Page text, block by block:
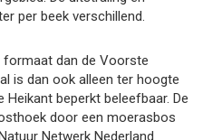
per beek verschillend.
formaat dan de Voorste
is dan ook alleen ter hoogte
beperkt beleefbaar. De
door een moerasbos
Netwerk Nederland